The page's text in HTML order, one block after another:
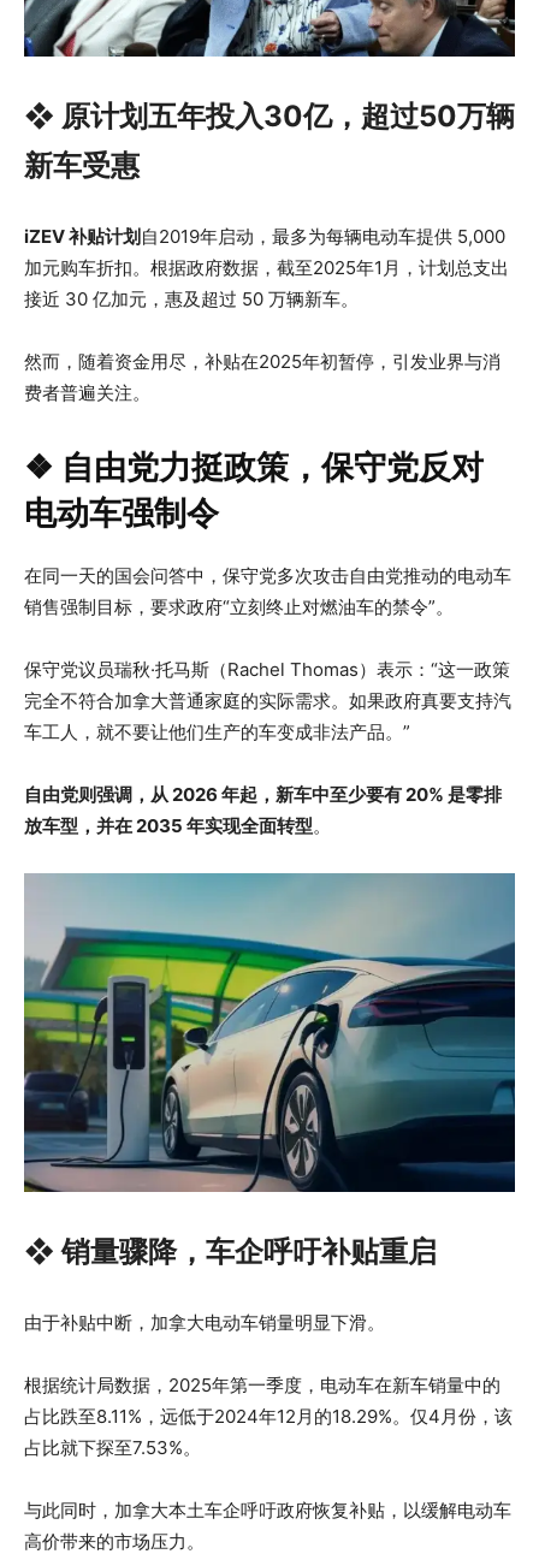
❖ 原计划五年投入30亿，超过50万辆
新车受惠
iZEV 补贴计划自2019年启动，最多为每辆电动车提供 5,000
加元购车折扣。根据政府数据，截至2025年1月，计划总支出
接近 30 亿加元，惠及超过 50 万辆新车。
然而，随着资金用尽，补贴在2025年初暂停，引发业界与消
费者普遍关注。
❖ 自由党力挺政策，保守党反对
电动车强制令
在同一天的国会问答中，保守党多次攻击自由党推动的电动车
销售强制目标，要求政府“立刻终止对燃油车的禁令”。
保守党议员瑞秋·托马斯（Rachel Thomas）表示：“这一政策
完全不符合加拿大普通家庭的实际需求。如果政府真要支持汽
车工人，就不要让他们生产的车变成非法产品。”
自由党则强调，从 2026 年起，新车中至少要有 20% 是零排
放车型，并在 2035 年实现全面转型。
❖ 销量骤降，车企呼吁补贴重启
由于补贴中断，加拿大电动车销量明显下滑。
根据统计局数据，2025年第一季度，电动车在新车销量中的
占比跌至8.11%，远低于2024年12月的18.29%。仅4月份，该
占比就下探至7.53%。
与此同时，加拿大本土车企呼吁政府恢复补贴，以缓解电动车
高价带来的市场压力。